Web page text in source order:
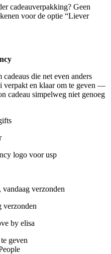
cadeauverpakking? Geen
voor de optie “Liever
die net even anders
verpakt en klaar om te geven —
cadeau simpelweg niet genoeg
verzonden
geven